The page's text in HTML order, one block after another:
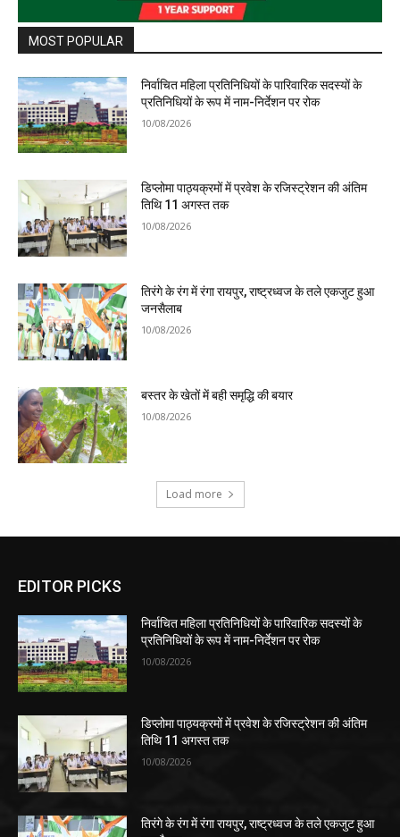
MOST POPULAR
निर्वाचित महिला प्रतिनिधियों के पारिवारिक सदस्यों के
प्रतिनिधियों के रूप में नाम-निर्देशन पर रोक
10/08/2026
डिप्लोमा पाठ्यक्रमों में प्रवेश के रजिस्ट्रेशन की अंतिम
तिथि 11 अगस्त तक
10/08/2026
तिरंगे के रंग में रंगा रायपुर, राष्ट्रध्वज के तले एकजुट हुआ
जनसैलाब
10/08/2026
बस्तर के खेतों में बही समृद्धि की बयार
10/08/2026
Load more
EDITOR PICKS
निर्वाचित महिला प्रतिनिधियों के पारिवारिक सदस्यों के
प्रतिनिधियों के रूप में नाम-निर्देशन पर रोक
10/08/2026
डिप्लोमा पाठ्यक्रमों में प्रवेश के रजिस्ट्रेशन की अंतिम
तिथि 11 अगस्त तक
10/08/2026
तिरंगे के रंग में रंगा रायपुर, राष्ट्रध्वज के तले एकजुट हुआ